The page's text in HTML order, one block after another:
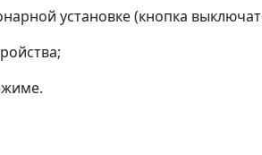
установке (кнопка